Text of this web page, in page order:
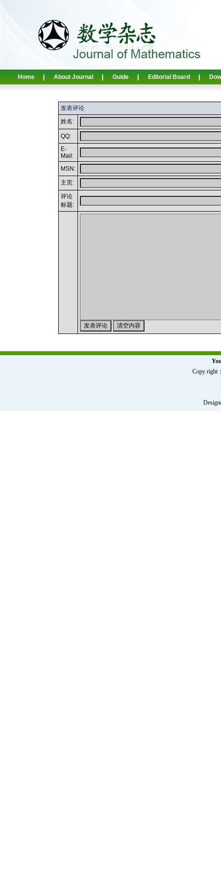
Home About Journal Guide Editorial Board
发表评论
姓名:
QQ:
E-
Mail:
MSN:
主页:
评论
标题:
Copy right